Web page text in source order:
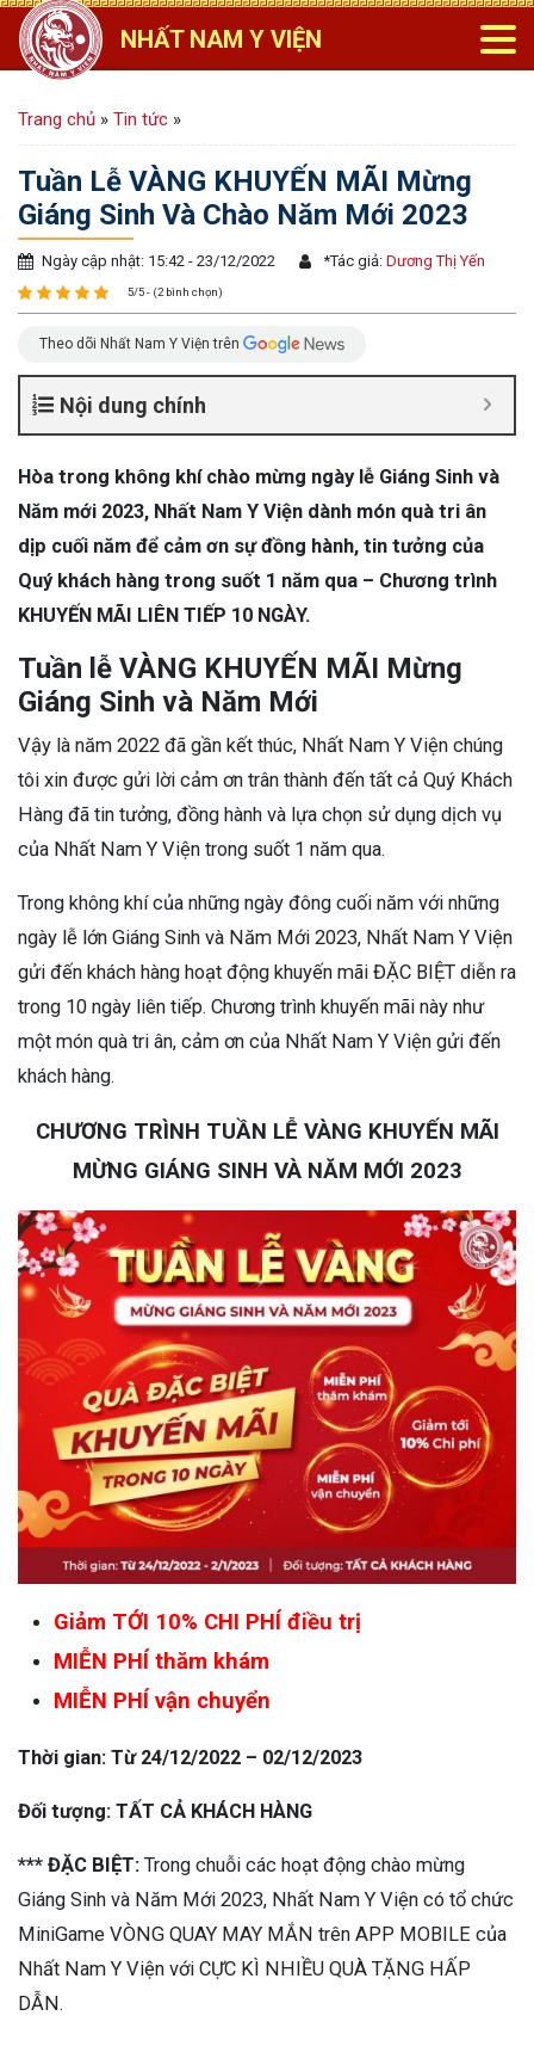
NHẤT NAM Y VIỆN
Trang chủ » Tin tức »
Tuần Lễ VÀNG KHUYẾN MÃI Mừng
Giáng Sinh Và Chào Năm Mới 2023
Ngày cập nhật: 15:42 - 23/12/2022 *Tác giả: Dương Thị Yến
5/5 - (2 bình chọn)
Theo dõi Nhất Nam Y Viện trên
Nội dung chính
Hòa trong không khí chào mừng ngày lễ Giáng Sinh và
Năm mới 2023, Nhất Nam Y Viện dành món quà tri ân
dịp cuối năm để cảm ơn sự đồng hành, tin tưởng của
Quý khách hàng trong suốt 1 năm qua – Chương trình
KHUYẾN MÃI LIÊN TIẾP 10 NGÀY.
Tuần lễ VÀNG KHUYẾN MÃI Mừng
Giáng Sinh và Năm Mới
Vậy là năm 2022 đã gần kết thúc, Nhất Nam Y Viện chúng
tôi xin được gửi lời cảm ơn trân thành đến tất cả Quý Khách
Hàng đã tin tưởng, đồng hành và lựa chọn sử dụng dịch vụ
của Nhất Nam Y Viện trong suốt 1 năm qua.
Trong không khí của những ngày đông cuối năm với những
ngày lễ lớn Giáng Sinh và Năm Mới 2023, Nhất Nam Y Viện
gửi đến khách hàng hoạt động khuyến mãi ĐẶC BIỆT diễn ra
trong 10 ngày liên tiếp. Chương trình khuyến mãi này như
một món quà tri ân, cảm ơn của Nhất Nam Y Viện gửi đến
khách hàng.
CHƯƠNG TRÌNH TUẦN LỄ VÀNG KHUYẾN MÃI
MỪNG GIÁNG SINH VÀ NĂM MỚI 2023
Giảm TỚI 10% CHI PHÍ điều trị
MIỄN PHÍ thăm khám
MIỄN PHÍ vận chuyển
Thời gian: Từ 24/12/2022 – 02/12/2023
Đối tượng: TẤT CẢ KHÁCH HÀNG
*** ĐẶC BIỆT: Trong chuỗi các hoạt động chào mừng
Giáng Sinh và Năm Mới 2023, Nhất Nam Y Viện có tổ chức
MiniGame VÒNG QUAY MAY MẮN trên APP MOBILE của
Nhất Nam Y Viện với CỰC KÌ NHIỀU QUÀ TẶNG HẤP
DẪN.